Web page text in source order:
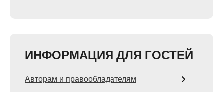
ИНФОРМАЦИЯ ДЛЯ ГОСТЕЙ
Авторам и правообладателям